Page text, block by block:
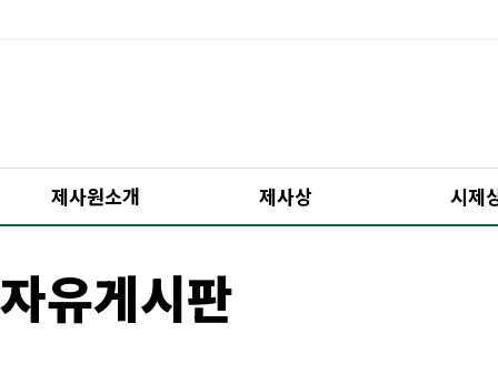
제사원소개 제사상 시제
자유게시판